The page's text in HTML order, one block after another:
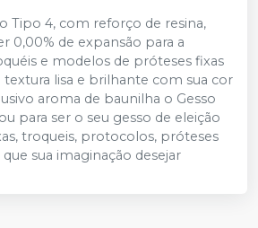
Tipo 4, com reforço de resina,
0,00% de expansão para a
e modelos de próteses fixas
textura lisa e brilhante com sua cor
aroma de baunilha o Gesso
para ser o seu gesso de eleição
troqueis, protocolos, próteses
sua imaginação desejar